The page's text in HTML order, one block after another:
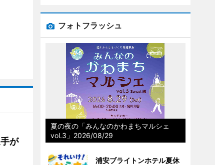
が
フォトフラッシュ
夏の夜の「みんなのかわまちマルシェ
vol.3」2026/08/29
浦安ブライトンホテル夏休